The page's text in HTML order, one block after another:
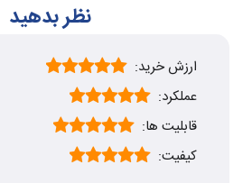
نظر بدهید
ارزش خرید:
عملکرد:
قابلیت ها:
کیفیت: